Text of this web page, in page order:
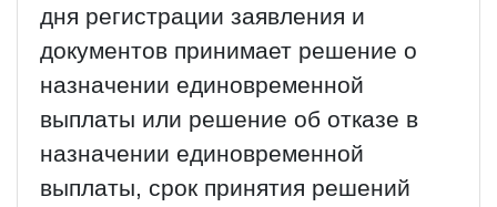
дня регистрации заявления и
документов принимает решение о
назначении единовременной
выплаты или решение об отказе в
назначении единовременной
выплаты, срок принятия решений